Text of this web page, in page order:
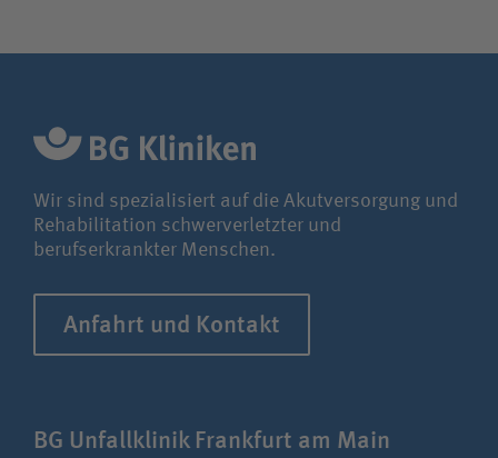
Zuweiserin / Zuweiser
Bewerberin / Bewerber
Journalistin / Journalist
Wir sind spezialisiert auf die Akutversorgung und
Rehabilitation schwerverletzter und
berufserkrankter Menschen.
Anfahrt und Kontakt
BG Unfallklinik Frankfurt am Main